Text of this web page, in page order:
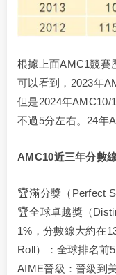
根據上面AMC1競賽
可以看到，2023年
但是2024年AMC10/
不過5分左右。24年
AMC10近三年分數線
🏆滿分獎（Perfect
🏆全球卓越獎（
1%，分數線大約在
Roll）：全球排名前
AIME晉級：晉級到